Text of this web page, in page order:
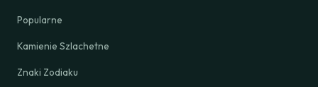
Popularne
Kamienie Szlachetne
Znaki Zodiaku